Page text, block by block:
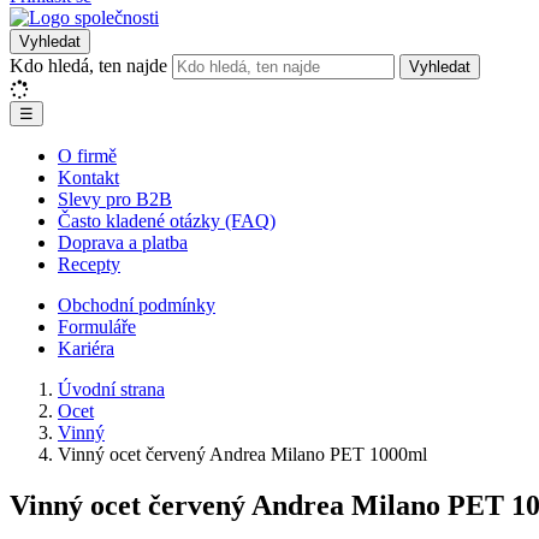
Vyhledat
Kdo hledá, ten najde Vyhledat
☰
O firmě
Kontakt
Slevy pro B2B
Často kladené otázky (FAQ)
Doprava a platba
Recepty
Obchodní podmínky
Formuláře
Kariéra
Úvodní strana
Ocet
Vinný
Vinný ocet červený Andrea Milano PET 1000ml
Vinný ocet červený Andrea Milano PET